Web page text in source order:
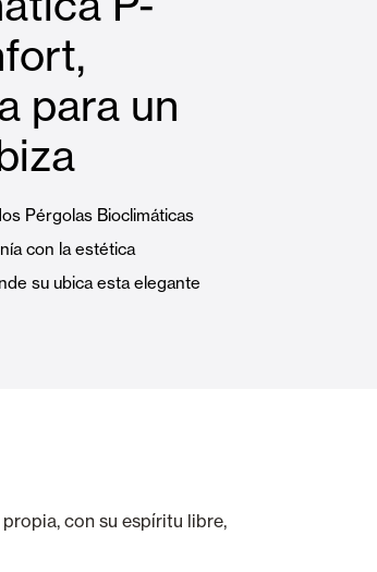
Puertas Automáticas de Cristal
para un
Pérgolas Bioclimáticas
con la estética
su ubica esta elegante
con su espíritu libre,